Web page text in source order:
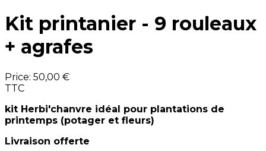
Kit printanier - 9 rouleaux
+ agrafes
Price: 50,00 €
TTC
kit Herbi'chanvre idéal pour plantations de
printemps (potager et fleurs)
Livraison offerte